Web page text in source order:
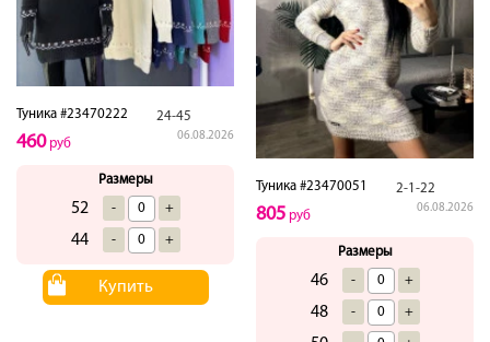
Туника #23470222 24-45
06.08.2026
460руб
Размеры
52 - +
44 - +
Купить
Туника #23470051 2-1-22
06.08.2026
805 руб
Размеры
46 - +
48 - +